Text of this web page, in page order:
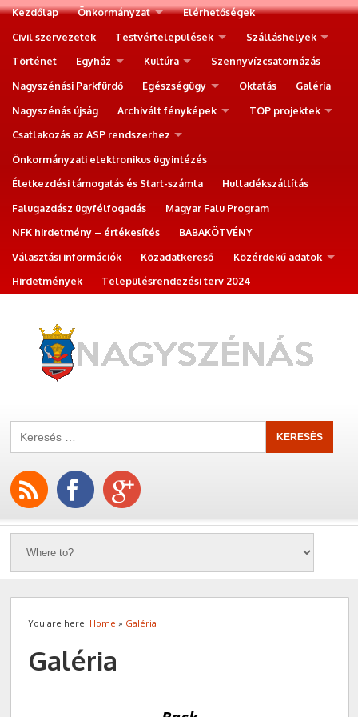
Kezdőlap Önkormányzat
Elérhetőségek
Civil szervezetek
Testvértelepülések
Szálláshelyek
Történet
Egyház Kultúra
Szennyvízcsatornázás
Nagyszénási Parkfürdő
Egészségügy Oktatás
Galéria
Nagyszénás újság
Archivált fényképek
TOP projektek
Csatlakozás az ASP rendszerhez
Önkormányzati elektronikus ügyintézés
Életkezdési támogatás és Start-számla
Hulladékszállítás
Falugazdász ügyfélfogadás
Magyar Falu Program
NFK hirdetmény – értékesítés
BABAKÖTVÉNY
Választási információk
Közadatkereső
Közérdekű adatok
Hirdetmények
Településrendezési terv 2024
You are here: Home » Galéria
Galéria